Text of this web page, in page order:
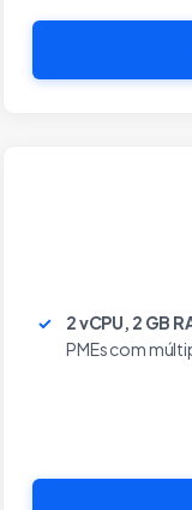
2 vCPU, 2 GB
PMEs com